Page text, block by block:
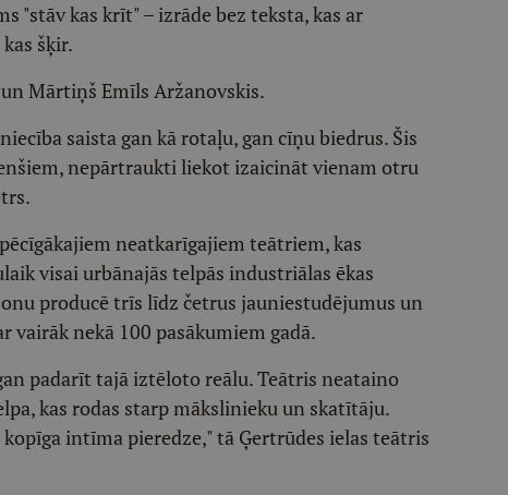
"stāv kas krīt" – izrāde bez teksta, kas ar
šķir.
Mārtiņš Emīls Aržanovskis.
saista gan kā rotaļu, gan cīņu biedrus. Šis
nepārtraukti liekot izaicināt vienam otru
neatkarīgajiem teātriem, kas
visai urbānajās telpās industriālas ēkas
producē trīs līdz četrus jauniestudējumus un
nekā 100 pasākumiem gadā.
padarīt tajā iztēloto reālu. Teātris neataino
kas rodas starp mākslinieku un skatītāju.
intīma pieredze," tā Ģertrūdes ielas teātris